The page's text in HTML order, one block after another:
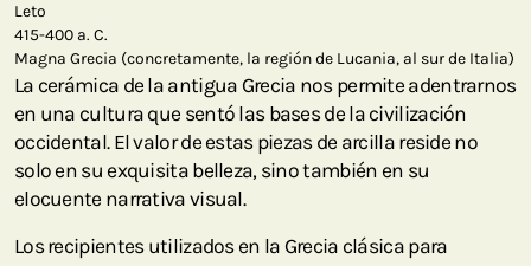
Leto
415-400 a. C.
Magna Grecia (concretamente, la región de Lucania, al sur de Italia)
La cerámica de la antigua Grecia nos permite adentrarnos
en una cultura que sentó las bases de la civilización
occidental. El valor de estas piezas de arcilla reside no
solo en su exquisita belleza, sino también en su
elocuente narrativa visual.
Los recipientes utilizados en la Grecia clásica para